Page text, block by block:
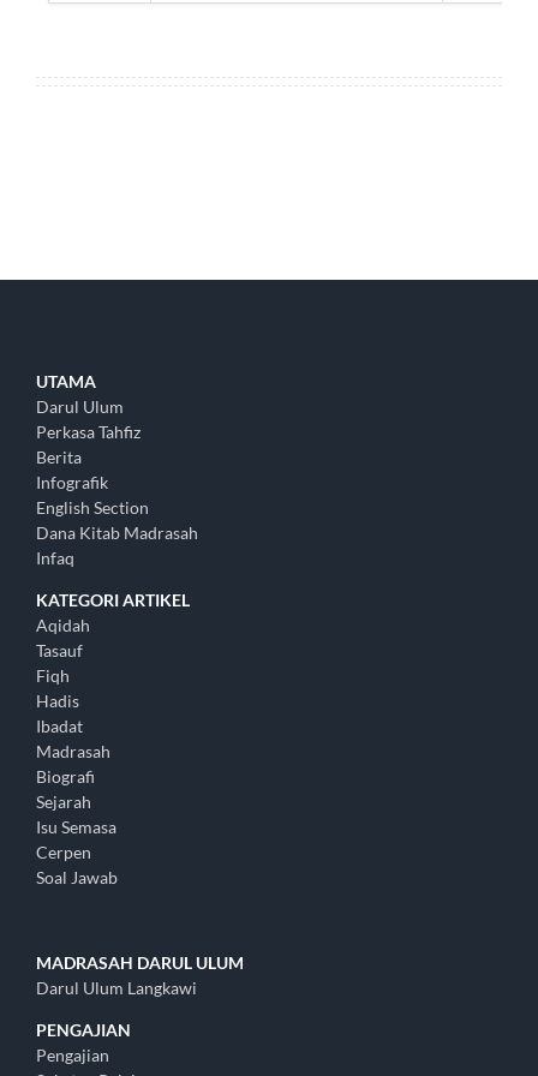
UTAMA
Darul Ulum
Perkasa Tahfiz
Berita
Infografik
English Section
Dana Kitab Madrasah
Infaq
KATEGORI ARTIKEL
Aqidah
Tasauf
Fiqh
Hadis
Ibadat
Madrasah
Biografi
Sejarah
Isu Semasa
Cerpen
Soal Jawab
MADRASAH DARUL ULUM
Darul Ulum Langkawi
PENGAJIAN
Pengajian